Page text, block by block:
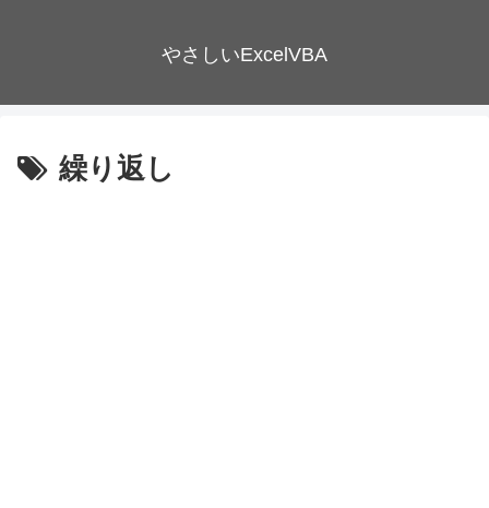
やさしいExcelVBA
繰り返し